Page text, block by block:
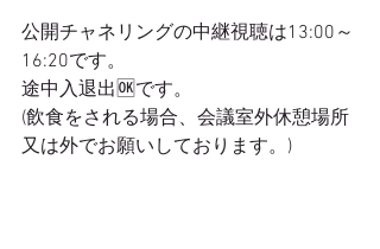
公開チャネリングの中継視聴は13:00～
16:20です。
途中入退出🆗です。
(飲食をされる場合、会議室外休憩場所
又は外でお願いしております。)